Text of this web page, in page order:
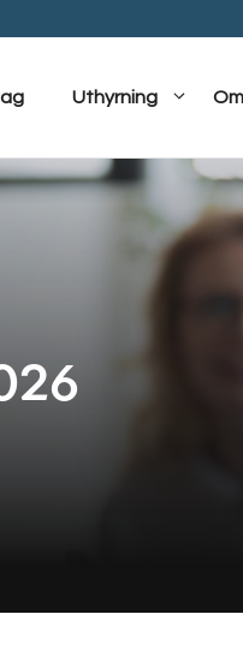
Uthyrning